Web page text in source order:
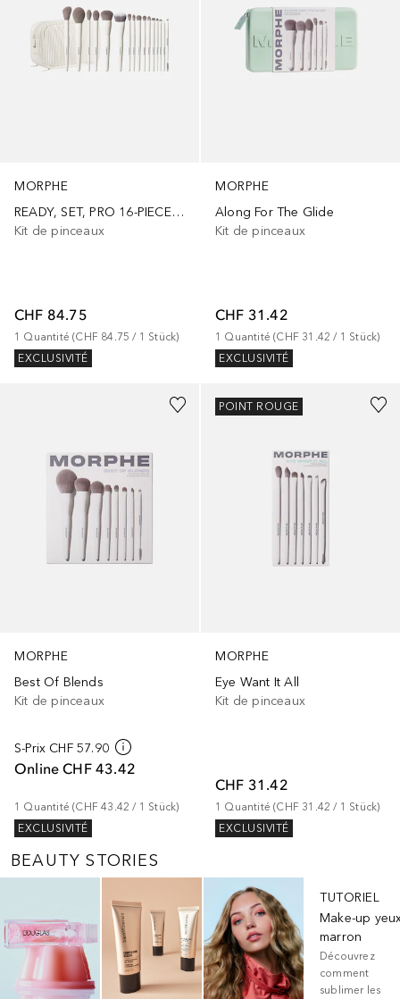
MORPHE
READY, SET, PRO 16-PIECE FACE & EYE BRUSH SET
Kit de pinceaux
CHF 84.75
1 Quantité (CHF 84.75 / 1 Stück)
EXCLUSIVITÉ
MORPHE
Along For The Glide
Kit de pinceaux
CHF 31.42
1 Quantité (CHF 31.42 / 1 Stück)
EXCLUSIVITÉ
MORPHE
Best Of Blends
Kit de pinceaux
S-Prix CHF 57.90
Online CHF 43.42
1 Quantité (CHF 43.42 / 1 Stück)
EXCLUSIVITÉ
MORPHE
Eye Want It All
Kit de pinceaux
CHF 31.42
1 Quantité (CHF 31.42 / 1 Stück)
EXCLUSIVITÉ
POINT ROUGE
BEAUTY STORIES
Ignorer
TUTORIEL
Make-up
marron
Découvrez
comment
sublimer les